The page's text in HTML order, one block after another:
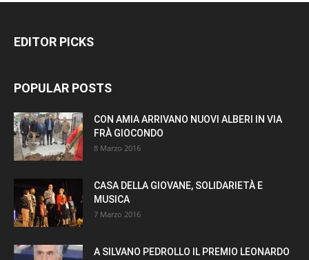
EDITOR PICKS
POPULAR POSTS
CON AMIA ARRIVANO NUOVI ALBERI IN VIA
FRÀ GIOCONDO
8 Marzo 2016
CASA DELLA GIOVANE, SOLIDARIETÀ E
MUSICA
7 Marzo 2016
A SILVANO PEDROLLO IL PREMIO LEONARDO